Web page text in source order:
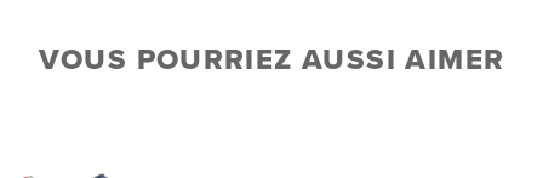
VOUS POURRIEZ AUSSI AIMER